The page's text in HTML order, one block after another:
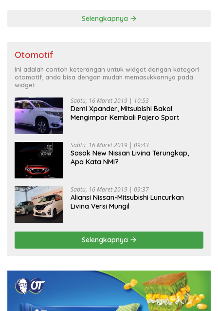
Selengkapnya
Otomotif
Ini adalah contoh keterangan untuk widget dengan kategori
otomotif, anda bisa dengan mudah memasukkannya pada
widget.
Sabtu, 16 Maret 2019 | 10:53
Demi Xpander, Mitsubishi Bakal
Mengimpor Kembali Pajero Sport
Sabtu, 16 Maret 2019 | 09:43
Sosok New Nissan Livina Terungkap,
Apa Kata NMI?
Sabtu, 16 Maret 2019 | 09:37
Aliansi Nissan-Mitsubishi Luncurkan
Livina Versi Mungil
Selengkapnya